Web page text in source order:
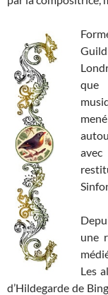
que
une
Les
d’Hildegarde de